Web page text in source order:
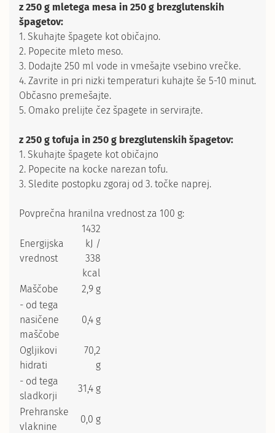
z 250 g mletega mesa in 250 g brezglutenskih
špagetov:
1. Skuhajte špagete kot običajno.
2. Popecite mleto meso.
3. Dodajte 250 ml vode in vmešajte vsebino vrečke.
4. Zavrite in pri nizki temperaturi kuhajte še 5-10 minut.
Občasno premešajte.
5. Omako prelijte čez špagete in servirajte.
z 250 g tofuja in 250 g brezglutenskih špagetov:
1. Skuhajte špagete kot običajno
2. Popecite na kocke narezan tofu.
3. Sledite postopku zgoraj od 3. točke naprej.
Povprečna hranilna vrednost za 100 g:
Energijska
vrednost
1432
kJ /
338
kcal
Maščobe
2,9 g
- od tega
nasičene
maščobe
0,4 g
Ogljikovi
hidrati
70,2
g
- od tega
sladkorji
31,4 g
Prehranske
vlaknine
0,0 g